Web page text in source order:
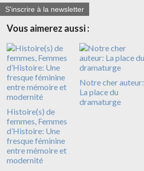
S'inscrire à la newsletter
Vous aimerez aussi :
Histoire(s) de
femmes, Femmes
d’Histoire: Une
fresque féminine
entre mémoire et
modernité
Notre cher auteur:
La place du
dramaturge